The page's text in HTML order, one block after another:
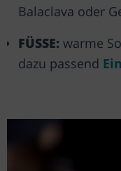
Balaclava oder
FÜSSE: warme
dazu passend